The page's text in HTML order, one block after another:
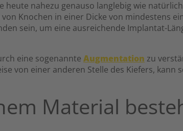
nahezu genauso langlebig wie
Knochen in einer Dicke von mindestens
sein, um eine ausreichende Implantat-
eine sogenannte Augmentation zu
von einer anderen Stelle des Kiefers, kann
Material